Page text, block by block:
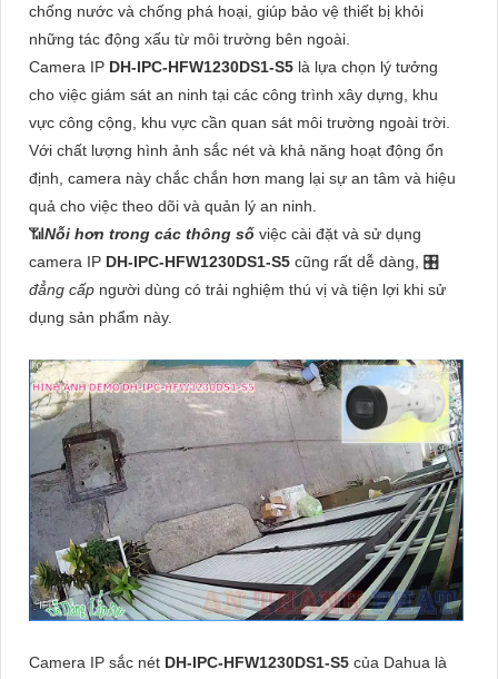
chống nước và chống phá hoại, giúp bảo vệ thiết bị khỏi
những tác động xấu từ môi trường bên ngoài.
Camera IP DH-IPC-HFW1230DS1-S5 là lựa chọn lý tưởng
cho việc giám sát an ninh tại các công trình xây dựng, khu
vực công cộng, khu vực cần quan sát môi trường ngoài trời.
Với chất lượng hình ảnh sắc nét và khả năng hoạt động ổn
định, camera này chắc chắn hơn mang lại sự an tâm và hiệu
quả cho việc theo dõi và quản lý an ninh.
📶Nỗi hơn trong các thông số việc cài đặt và sử dụng
camera IP DH-IPC-HFW1230DS1-S5 cũng rất dễ dàng, 🎛
đẳng cấp người dùng có trải nghiệm thú vị và tiện lợi khi sử
dụng sản phẩm này.
Camera IP sắc nét DH-IPC-HFW1230DS1-S5 của Dahua là